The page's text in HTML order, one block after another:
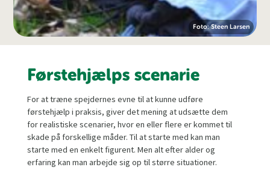
Foto: Steen Larsen
Førstehjælps scenarie
For at træne spejdernes evne til at kunne udføre
førstehjælp i praksis, giver det mening at udsætte dem
for realistiske scenarier, hvor en eller flere er kommet til
skade på forskellige måder. Til at starte med kan man
starte med en enkelt figurent. Men alt efter alder og
erfaring kan man arbejde sig op til større situationer.